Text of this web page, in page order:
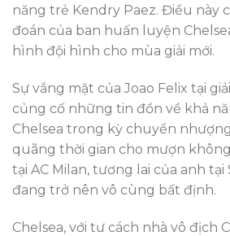
năng trẻ Kendry Paez. Điều này
đoán của ban huấn luyện
hình đội hình cho mùa giải mới.
Sự vắng mặt của Joao Felix tại
củng cố những tin đồn về khả
Chelsea trong kỳ chuyển
quãng thời gian cho mượn
tại AC Milan, tương lai của anh
đang trở nên vô cùng bất định.
Chelsea, với tư cách nhà vô địch